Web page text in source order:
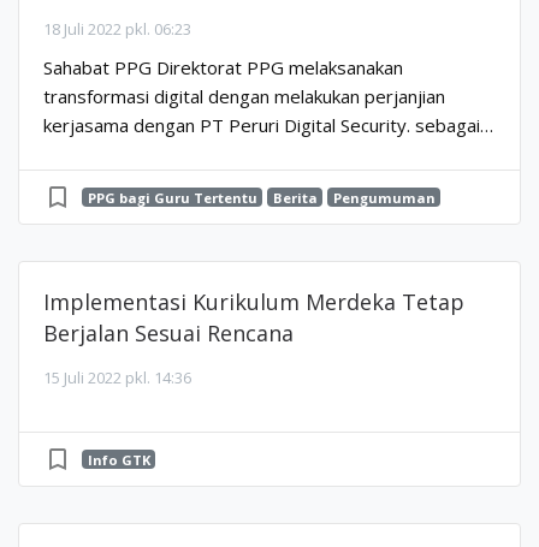
18 Juli 2022 pkl. 06:23
Sahabat PPG Direktorat PPG melaksanakan
transformasi digital dengan melakukan perjanjian
kerjasama dengan PT Peruri Digital Security. sebagai
Untuk me...
bookmark_border PPG bagi Guru Tertentu Berita Pengumuman
Implementasi Kurikulum Merdeka Tetap
Berjalan Sesuai Rencana
15 Juli 2022 pkl. 14:36
bookmark_border Info GTK